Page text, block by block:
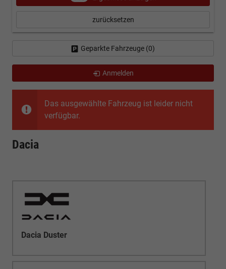
Das ausgewählte Fahrzeug ist leider nicht
verfügbar.
Dacia
Dacia Duster
zurücksetzen
Geparkte Fahrzeuge (0)
Anmelden